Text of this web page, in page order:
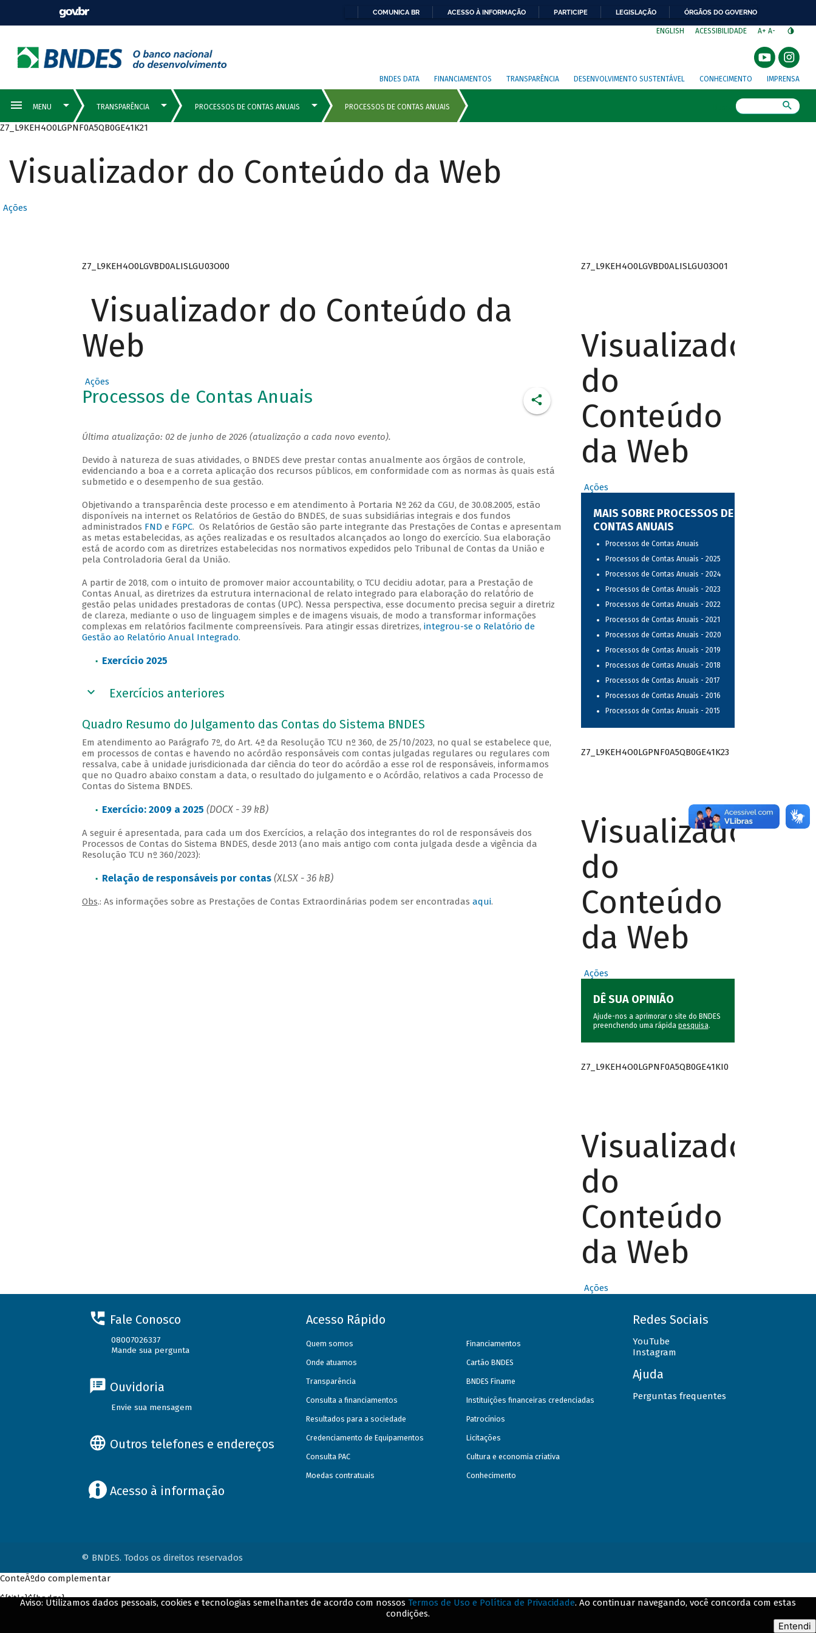
COMUNICA BR ACESSO À INFORMAÇÃO PARTICIPE LEGISLAÇÃO ÓRGÃOS DO GOVERNO
ENGLISH ACESSIBILIDADE A+ A-
BNDES DATA FINANCIAMENTOS TRANSPARÊNCIA DESENVOLVIMENTO SUSTENTÁVEL CONHECIMENTO IMPRENSA
Z7_L9KEH4O0LGPNF0A5QB0GE41K21
Visualizador do Conteúdo da Web
Ações
Z7_L9KEH4O0LGVBD0ALISLGU03O00
Visualizador do Conteúdo da
Web
Ações
Processos de Contas Anuais
Última atualização: 02 de junho de 2026 (atualização a cada novo evento).
Devido à natureza de suas atividades, o BNDES deve prestar contas anualmente aos órgãos de controle,
evidenciando a boa e a correta aplicação dos recursos públicos, em conformidade com as normas às quais está
submetido e o desempenho de sua gestão.
Objetivando a transparência deste processo e em atendimento à Portaria Nº 262 da CGU, de 30.08.2005, estão
disponíveis na internet os Relatórios de Gestão do BNDES, de suas subsidiárias integrais e dos fundos
administrados FNDe FGPC. Os Relatórios de Gestão são parte integrante das Prestações de Contas e apresentam
as metas estabelecidas, as ações realizadas e os resultados alcançados ao longo do exercício. Sua elaboração
está de acordo com as diretrizes estabelecidas nos normativos expedidos pelo Tribunal de Contas da União e
pela Controladoria Geral da União.
A partir de 2018, com o intuito de promover maior accountability, o TCU decidiu adotar, para a Prestação de
Contas Anual, as diretrizes da estrutura internacional de relato integrado para elaboração do relatório de
gestão pelas unidades prestadoras de contas (UPC). Nessa perspectiva, esse documento precisa seguir a diretriz
de clareza, mediante o uso de linguagem simples e de imagens visuais, de modo a transformar informações
complexas em relatórios facilmente compreensíveis. Para atingir essas diretrizes, integrou-se o Relatório de
Gestão ao Relatório Anual Integrado.
Exercício 2025
Exercícios anteriores
Quadro Resumo do Julgamento das Contas do Sistema BNDES
Em atendimento ao Parágrafo 7º, do Art. 4ª da Resolução TCU nº 360, de 25/10/2023, no qual se estabelece que,
em processos de contas e havendo no acórdão responsáveis com contas julgadas regulares ou regulares com
ressalva, cabe à unidade jurisdicionada dar ciência do teor do acórdão a esse rol de responsáveis, informamos
que no Quadro abaixo constam a data, o resultado do julgamento e o Acórdão, relativos a cada Processo de
Contas do Sistema BNDES.
Exercício: 2009 a 2025 (DOCX - 39 kB)
A seguir é apresentada, para cada um dos Exercícios, a relação dos integrantes do rol de responsáveis dos
Processos de Contas do Sistema BNDES, desde 2013 (ano mais antigo com conta julgada desde a vigência da
Resolução TCU nº 360/2023):
Relação de responsáveis por contas (XLSX - 36 kB)
Obs.: As informações sobre as Prestações de Contas Extraordinárias podem ser encontradas aqui.
Z7_L9KEH4O0LGVBD0ALISLGU03O01
Visualizador
do
Conteúdo
da Web
Ações
MAIS SOBRE PROCESSOS DE
CONTAS ANUAIS
Processos de Contas Anuais
Processos de Contas Anuais - 2025
Processos de Contas Anuais - 2024
Processos de Contas Anuais - 2023
Processos de Contas Anuais - 2022
Processos de Contas Anuais - 2021
Processos de Contas Anuais - 2020
Processos de Contas Anuais - 2019
Processos de Contas Anuais - 2018
Processos de Contas Anuais - 2017
Processos de Contas Anuais - 2016
Processos de Contas Anuais - 2015
Z7_L9KEH4O0LGPNF0A5QB0GE41K23
Visualizador
do
Conteúdo
da Web
Ações
DÊ SUA OPINIÃO
Ajude-nos a aprimorar o site do BNDES
preenchendo uma rápida pesquisa.
Z7_L9KEH4O0LGPNF0A5QB0GE41KI0
Visualizador
do
Conteúdo
da Web
Ações
Fale Conosco
08007026337
Mande sua pergunta
Ouvidoria
Envie sua mensagem
Outros telefones e endereços
Acesso à informação
Acesso Rápido
Quem somos
Onde atuamos
Transparência
Consulta a financiamentos
Resultados para a sociedade
Credenciamento de Equipamentos
Consulta PAC
Moedas contratuais
Financiamentos
Cartão BNDES
BNDES Finame
Instituições financeiras credenciadas
Patrocínios
Licitações
Cultura e economia criativa
Conhecimento
Redes Sociais
YouTube
Instagram
Ajuda
Perguntas frequentes
© BNDES. Todos os direitos reservados
Aviso: Utilizamos dados pessoais, cookies e tecnologias semelhantes de acordo com nossos Termos de Uso e Política de Privacidade. Ao continuar navegando, você concorda com estas
condições.
Entendi
ConteÃºdo complementar
${title}${badge}